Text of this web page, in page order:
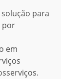
para
por
em